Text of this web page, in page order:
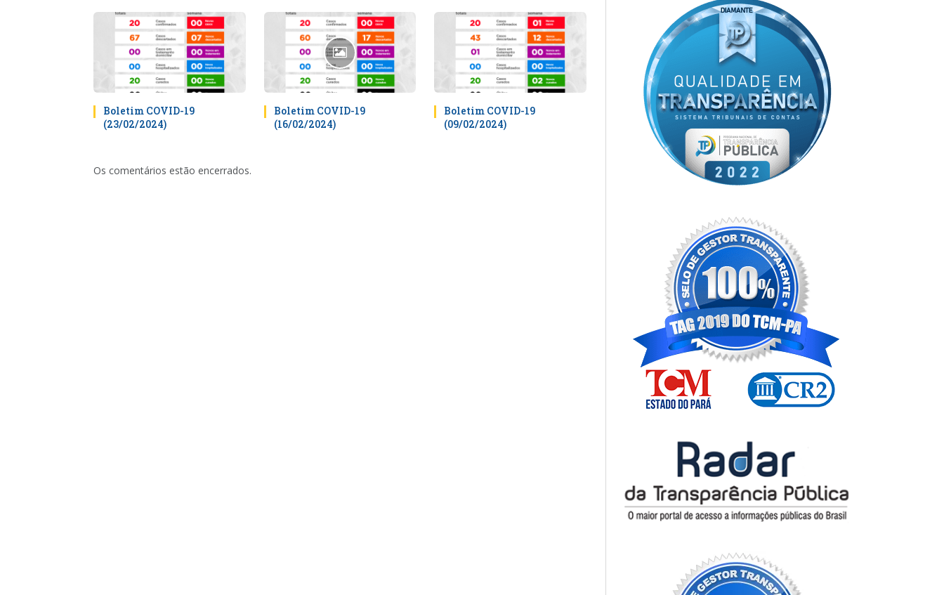
Boletim COVID-19
(23/02/2024)
Boletim COVID-19
(16/02/2024)
Boletim COVID-19
(09/02/2024)
Os comentários estão encerrados.